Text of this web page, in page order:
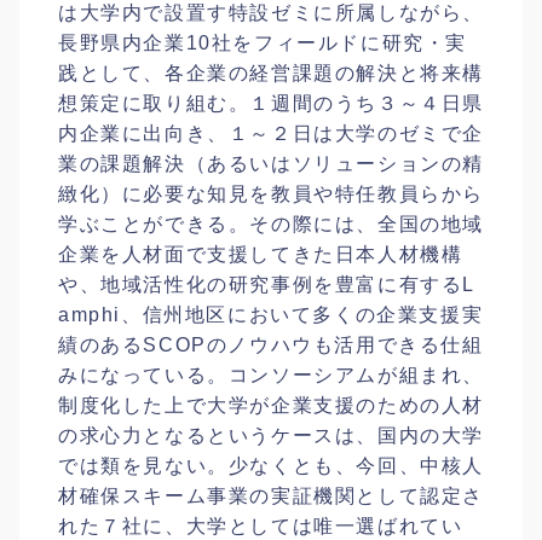
は大学内で設置す特設ゼミに所属しながら、
長野県内企業10社をフィールドに研究・実
践として、各企業の経営課題の解決と将来構
想策定に取り組む。１週間のうち３～４日県
内企業に出向き、１～２日は大学のゼミで企
業の課題解決（あるいはソリューションの精
緻化）に必要な知見を教員や特任教員らから
学ぶことができる。その際には、全国の地域
企業を人材面で支援してきた日本人材機構
や、地域活性化の研究事例を豊富に有するL
amphi、信州地区において多くの企業支援実
績のあるSCOPのノウハウも活用できる仕組
みになっている。コンソーシアムが組まれ、
制度化した上で大学が企業支援のための人材
の求心力となるというケースは、国内の大学
では類を見ない。少なくとも、今回、中核人
材確保スキーム事業の実証機関として認定さ
れた７社に、大学としては唯一選ばれてい